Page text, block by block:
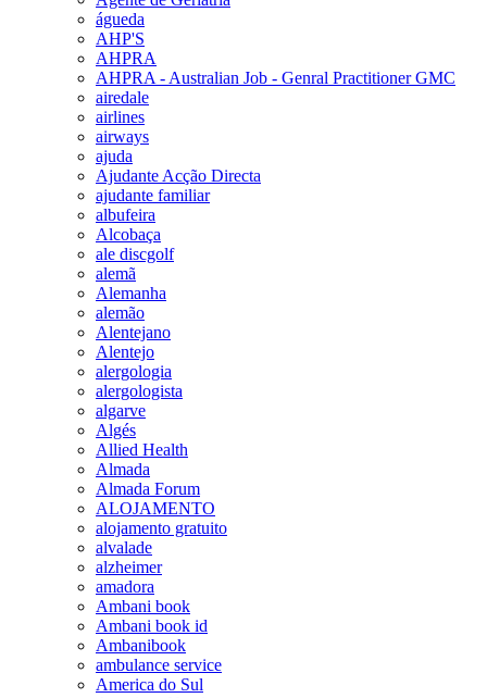
águeda
AHP'S
AHPRA
AHPRA - Australian Job - Genral Practitioner GMC
airedale
airlines
airways
ajuda
Ajudante Acção Directa
ajudante familiar
albufeira
Alcobaça
ale discgolf
alemã
Alemanha
alemão
Alentejano
Alentejo
alergologia
alergologista
algarve
Algés
Allied Health
Almada
Almada Forum
ALOJAMENTO
alojamento gratuito
alvalade
alzheimer
amadora
Ambani book
Ambani book id
Ambanibook
ambulance service
America do Sul